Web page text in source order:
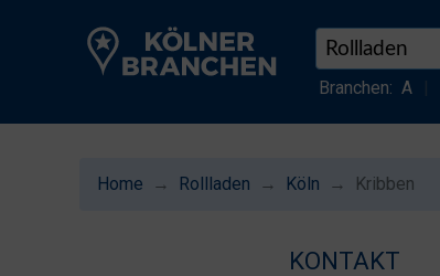
Branchen: A
Home Rollladen Köln Kribben
KONTAKT